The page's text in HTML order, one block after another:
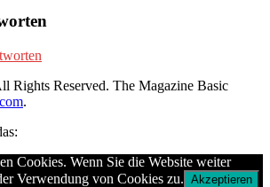
Rights Reserved. The Magazine Basic
.
Cookies. Wenn Sie die Website weiter
Verwendung von Cookies zu. Akzeptieren